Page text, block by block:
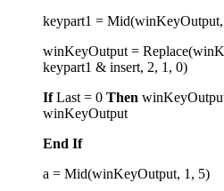
keypart1 =
winKeyOutput =
keypart1 & insert, 2, 1, 0)
IfLast = 0 Then
winKeyOutput
End If
a = Mid(winKeyOutput, 1, 5)